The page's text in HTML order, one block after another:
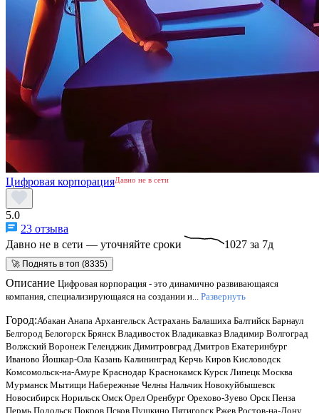
Цифровая корпорацияДавно не в сети
5.0
23 отзыва
Давно не в сети — уточняйте сроки
1027 за 7д
🚀 Поднять в топ (8335)
Описание Цифровая корпорация - это динамично развивающаяся
компания, специализирующаяся на создании и... Развернуть
Город:Абакан Анапа Архангельск Астрахань Балашиха Балтийск Барнаул
Белгород Белогорск Брянск Владивосток Владикавказ Владимир Волгоград
Волжский Воронеж Геленджик Димитровград Дмитров Екатеринбург
Иваново Йошкар-Ола Казань Калининград Керчь Киров Кисловодск
Комсомольск-на-Амуре Краснодар Краснокамск Курск Липецк Москва
Мурманск Мытищи Набережные Челны Нальчик Новокуйбышевск
Новосибирск Норильск Омск Орел Оренбург Орехово-Зуево Орск Пенза
Пермь Подольск Покров Псков Пушкино Пятигорск Ржев Ростов-на-Дону